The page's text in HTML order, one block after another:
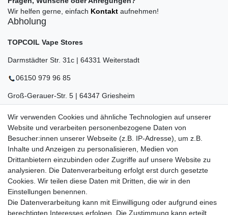
Wir helfen gerne, einfach Kontakt aufnehmen!
Abholung
TOPCOIL Vape Stores
Darmstädter Str. 31c | 64331 Weiterstadt
06150 979 96 85
Groß-Gerauer-Str. 5 | 64347 Griesheim
06155 834 88 58
Eberstädter Str. 21 | 64319 Pfungstadt
06157 984 88 55
Öffnungszeiten finden Sie hier: www.topcoil.de
E-MAIL **
Newsletter
Honig
Hiermit bestätige ich, dass ich dieDaten­schutz­erklärunggelesen habe.
Wir verwenden Cookies und ähnliche Technologien auf unserer
Website und verarbeiten personenbezogene Daten von
Besucher:innen unserer Webseite (z.B. IP-Adresse), um z.B.
Inhalte und Anzeigen zu personalisieren, Medien von
Drittanbietern einzubinden oder Zugriffe auf unsere Website zu
analysieren. Die Datenverarbeitung erfolgt erst durch gesetzte
Cookies. Wir teilen diese Daten mit Dritten, die wir in den
Einstellungen benennen.
Die Datenverarbeitung kann mit Einwilligung oder aufgrund eines
berechtigten Interesses erfolgen. Die Zustimmung kann erteilt